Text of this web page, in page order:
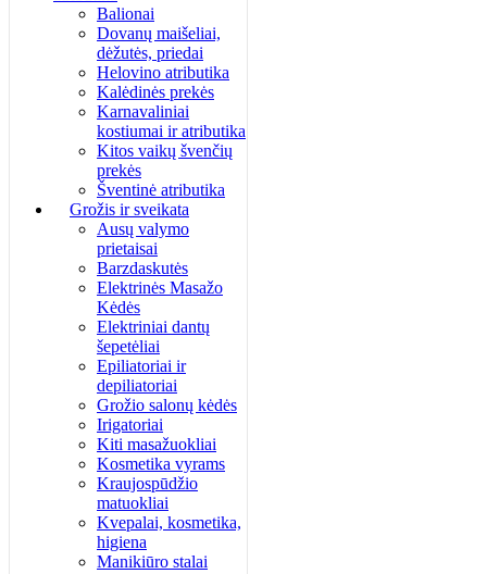
Balionai
Dovanų maišeliai,
dėžutės, priedai
Helovino atributika
Kalėdinės prekės
Karnavaliniai
kostiumai ir atributika
Kitos vaikų švenčių
prekės
Šventinė atributika
Grožis ir sveikata
Ausų valymo
prietaisai
Barzdaskutės
Elektrinės Masažo
Kėdės
Elektriniai dantų
šepetėliai
Epiliatoriai ir
depiliatoriai
Grožio salonų kėdės
Irigatoriai
Kiti masažuokliai
Kosmetika vyrams
Kraujospūdžio
matuokliai
Kvepalai, kosmetika,
higiena
Manikiūro stalai